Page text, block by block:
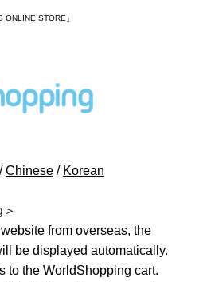
ONLINE STORE」
Chinese / Korean
from overseas, the
be displayed automatically.
to the WorldShopping cart.